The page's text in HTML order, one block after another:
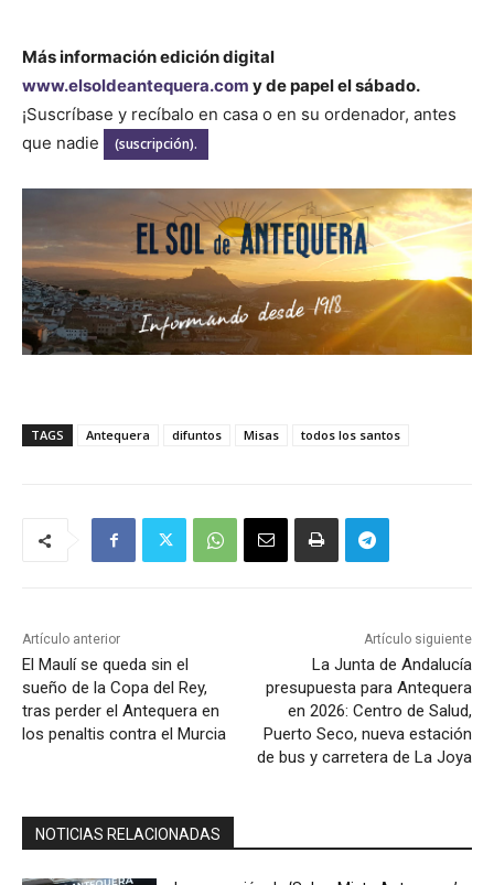
Más información edición digital
www.elsoldeantequera.com y de papel el sábado.
¡Suscríbase y recíbalo en casa o en su ordenador, antes
que nadie
(suscripción).
TAGS Antequera difuntos Misas todos los santos
Artículo anterior
El Maulí se queda sin el
sueño de la Copa del Rey,
tras perder el Antequera en
los penaltis contra el Murcia
Artículo siguiente
La Junta de Andalucía
presupuesta para Antequera
en 2026: Centro de Salud,
Puerto Seco, nueva estación
de bus y carretera de La Joya
NOTICIAS RELACIONADAS